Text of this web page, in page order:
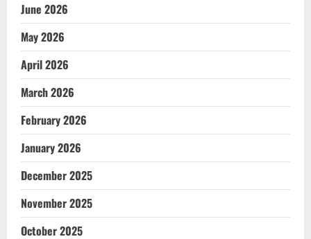
June 2026
May 2026
April 2026
March 2026
February 2026
January 2026
December 2025
November 2025
October 2025